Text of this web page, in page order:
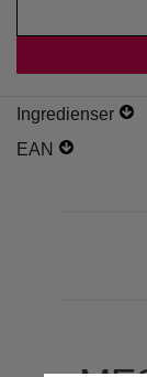
Ingredienser
EAN